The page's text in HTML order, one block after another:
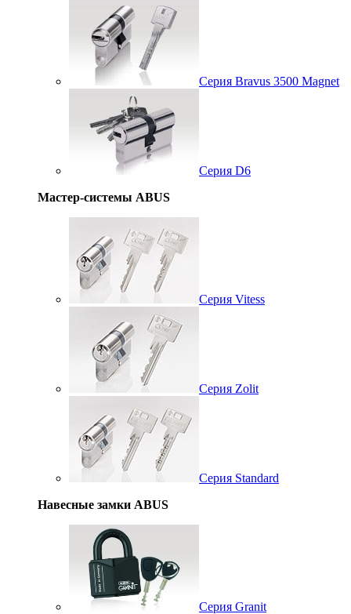
Серия Bravus 3500 Magnet
Серия D6
Мастер-системы ABUS
Серия Vitess
Серия Zolit
Серия Standard
Навесные замки ABUS
Серия Granit